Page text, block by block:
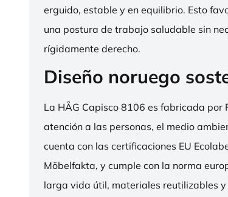
erguido, estable y en equilibrio. Esto
una postura de trabajo saludable sin
rígidamente derecho.
Diseño noruego
La HÅG Capisco 8106 es fabricada por
atención a las personas, el medio
cuenta con las certificaciones EU
Möbelfakta, y cumple con la norma
larga vida útil, materiales reutilizables